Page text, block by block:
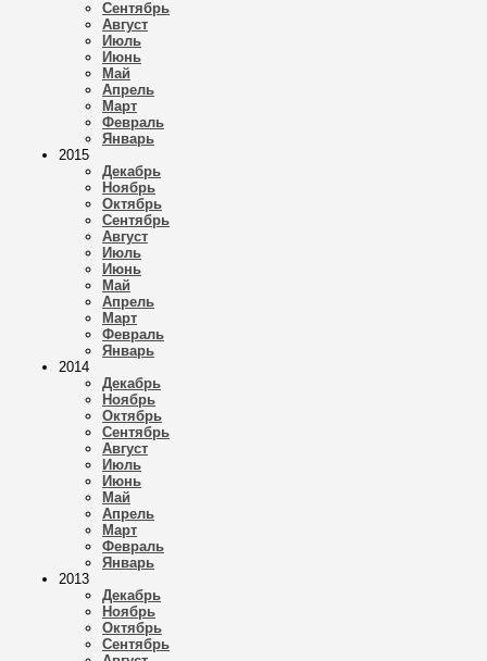
Сентябрь
Август
Июль
Июнь
Май
Апрель
Март
Февраль
Январь
2015
Декабрь
Ноябрь
Октябрь
Сентябрь
Август
Июль
Июнь
Май
Апрель
Март
Февраль
Январь
2014
Декабрь
Ноябрь
Октябрь
Сентябрь
Август
Июль
Июнь
Май
Апрель
Март
Февраль
Январь
2013
Декабрь
Ноябрь
Октябрь
Сентябрь